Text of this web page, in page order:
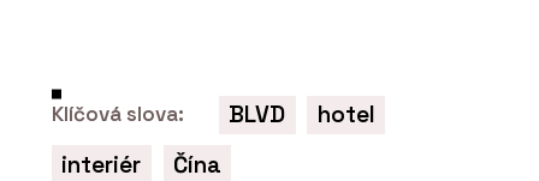
Skrytá soklová lišta LINUS - Dorsis
Klíčová slova: BLVD
hotel
interiér
Čína